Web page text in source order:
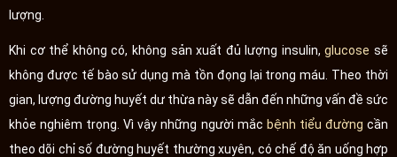
lượng.
Khi cơ thể không có, không sản xuất đủ lượng insulin,glucose sẽ
không được tế bào sử dụng mà tồn đọng lại trong máu. Theo thời
gian, lượng đường huyết dư thừa này sẽ dẫn đến những vấn đề sức
khỏe nghiêm trọng. Vì vậy những người mắc bệnh tiểu đường cần
theo dõi chỉ số đường huyết thường xuyên, có chế độ ăn uống hợp